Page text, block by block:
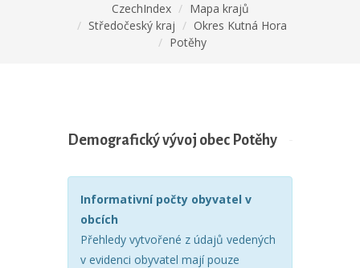
CzechIndex
Mapa krajů
Středočeský kraj
Okres Kutná Hora
Potěhy
Demografický vývoj obec Potěhy
Informativní počty obyvatel v
obcích
Přehledy vytvořené z údajů vedených
v evidenci obyvatel mají pouze